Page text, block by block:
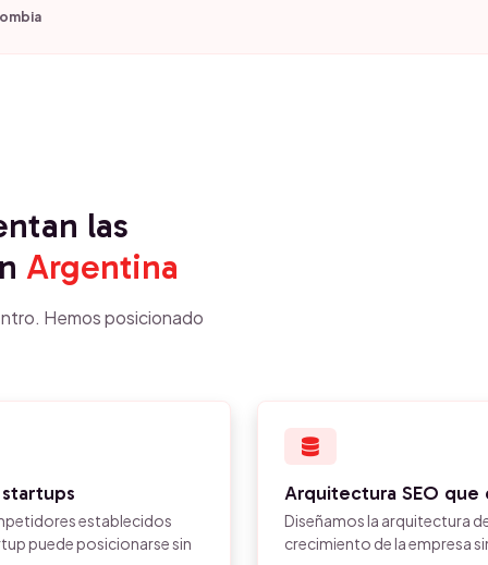
las
Argentina
Hemos posicionado
establecidos
puede posicionarse sin
Arquitectura SEO
Diseñamos la arquitectura
crecimiento de la empresa